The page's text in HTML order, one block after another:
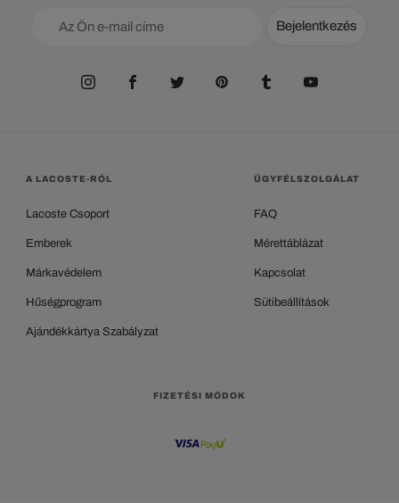
Bejelentkezés
A LACOSTE-RÓL
Lacoste Csoport
Emberek
Márkavédelem
Hűségprogram
Ajándékkártya Szabályzat
ÜGYFÉLSZOLGÁLAT
FAQ
Mérettáblázat
Kapcsolat
Sütibeállítások
FIZETÉSI MÓDOK